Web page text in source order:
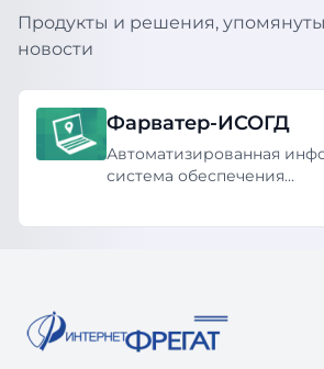
Продукты и решения,
новости
Фарватер-ИСОГД
Автоматизированная
система обеспечения